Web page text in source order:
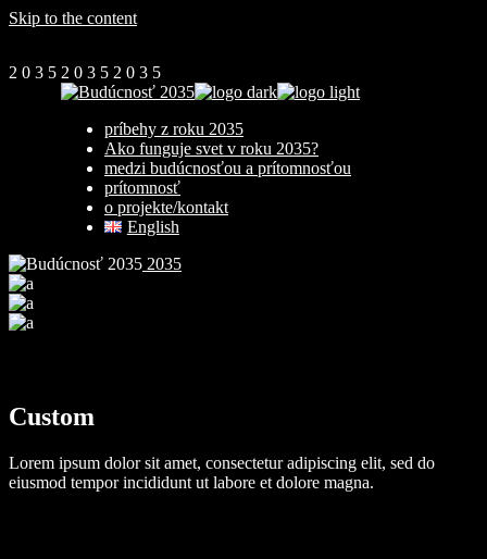
Skip to the content
2 0 3 5 2 0 3 5 2 0 3 5
príbehy z roku 2035
Ako funguje svet v roku 2035?
medzi budúcnosťou a prítomnosťou
prítomnosť
o projekte/kontakt
English
2035
Custom
Lorem ipsum dolor sit amet, consectetur adipiscing elit, sed do
eiusmod tempor incididunt ut labore et dolore magna.